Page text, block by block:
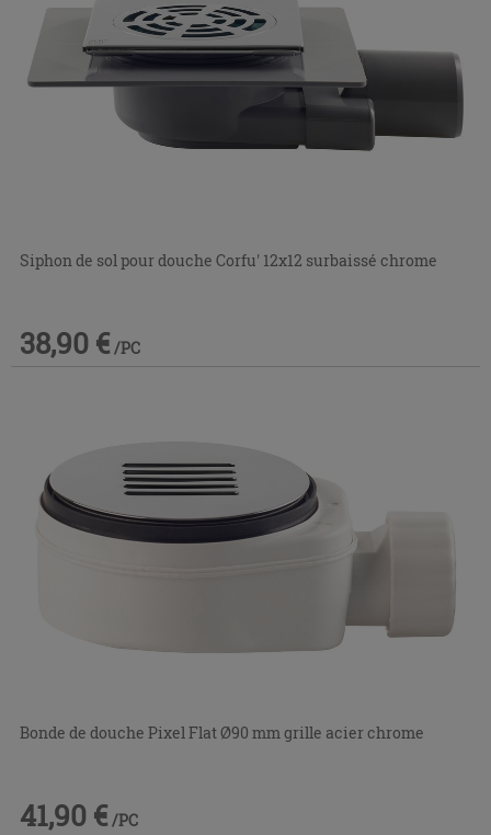
Siphon de sol pour douche Corfu' 12x12 surbaissé chrome
38,90 € /PC
Bonde de douche Pixel Flat Ø90 mm grille acier chrome
41,90 € /PC